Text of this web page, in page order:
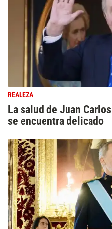
REALEZA
La salud de Juan
se encuentra delicado